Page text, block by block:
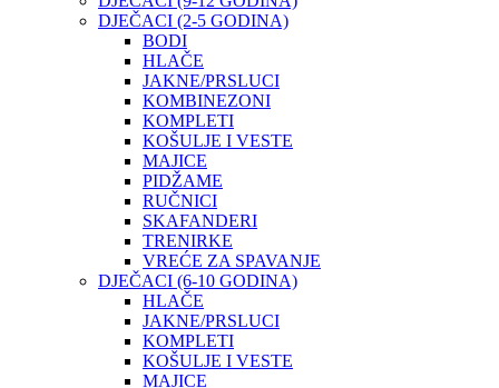
DJEČACI (2-5 GODINA)
BODI
HLAČE
JAKNE/PRSLUCI
KOMBINEZONI
KOMPLETI
KOŠULJE I VESTE
MAJICE
PIDŽAME
RUČNICI
SKAFANDERI
TRENIRKE
VREĆE ZA SPAVANJE
DJEČACI (6-10 GODINA)
HLAČE
JAKNE/PRSLUCI
KOMPLETI
KOŠULJE I VESTE
MAJICE